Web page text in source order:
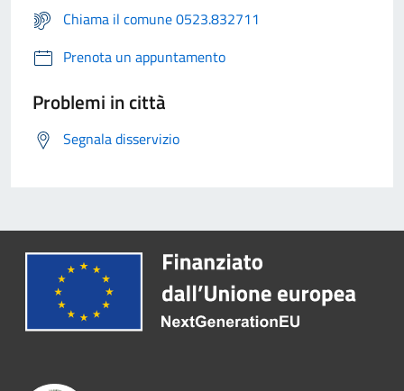
Chiama il comune 0523.832711
Prenota un appuntamento
Problemi in città
Segnala disservizio